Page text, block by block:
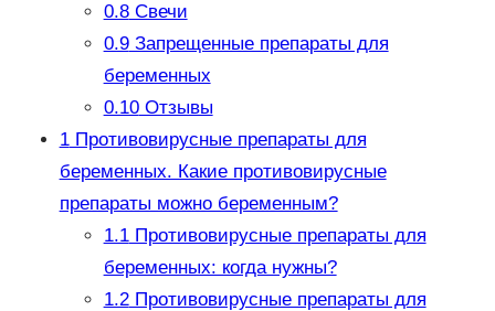
0.8Свечи
0.9Запрещенные препараты для
беременных
0.10Отзывы
1Противовирусные препараты для
беременных. Какие противовирусные
препараты можно беременным?
1.1Противовирусные препараты для
беременных: когда нужны?
1.2Противовирусные препараты для